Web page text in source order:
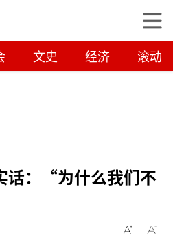
文史 经济 滚动
话：“为什么我们不